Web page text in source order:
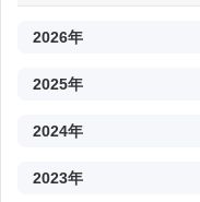
2026年
2025年
2024年
2023年